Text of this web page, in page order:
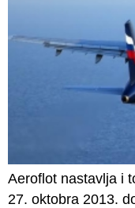
Aeroflot nastavlja i
27. oktobra 2013.